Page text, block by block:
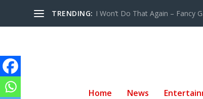
TRENDING: I Won’t Do That Again – Fancy
Home News